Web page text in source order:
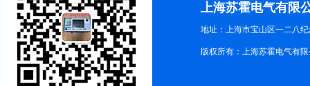
上海苏霍电气有限
地址：上海市宝山区一二八纪
版权所有：上海苏霍电气有